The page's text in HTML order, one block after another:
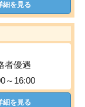
細を見る
者優遇
～16:00
細を見る